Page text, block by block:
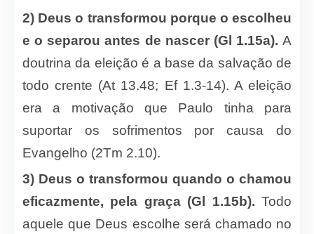
2) Deus o transformou porque o escolheu
e o separou antes de nascer (Gl 1.15a). A
doutrina da eleição é a base da salvação de
todo crente (At 13.48; Ef 1.3-14). A eleição
era a motivação que Paulo tinha para
suportar os sofrimentos por causa do
Evangelho (2Tm 2.10).
3) Deus o transformou quando o chamou
eficazmente, pela graça (Gl 1.15b). Todo
aquele que Deus escolhe será chamado no